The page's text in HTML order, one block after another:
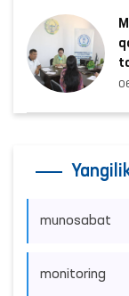
munosabat
monitoring